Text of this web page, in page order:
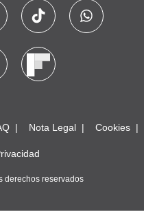
Nota Legal Cookies
derechos reservados